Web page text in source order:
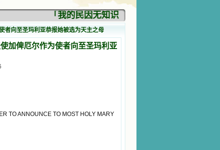
「我的民因无知识而灭亡。你弃掉知识，我也
者向至圣玛利亚恭报她被选为天主之母
加俾厄尔作为使者向至圣玛利亚
TO ANNOUNCE TO MOST HOLY MARY